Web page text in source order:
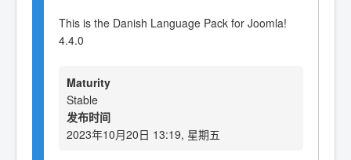
This is the Danish Language Pack for Joomla!
4.4.0
Maturity
Stable
发布时间
2023年10月20日 13:19, 星期五